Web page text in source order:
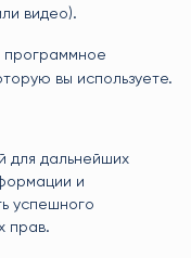
видео).
программное
вы используете.
для дальнейших
и
успешного
прав.